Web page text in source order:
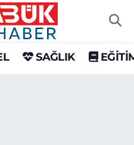
SAĞLIK
Haritası
ve Fikstür